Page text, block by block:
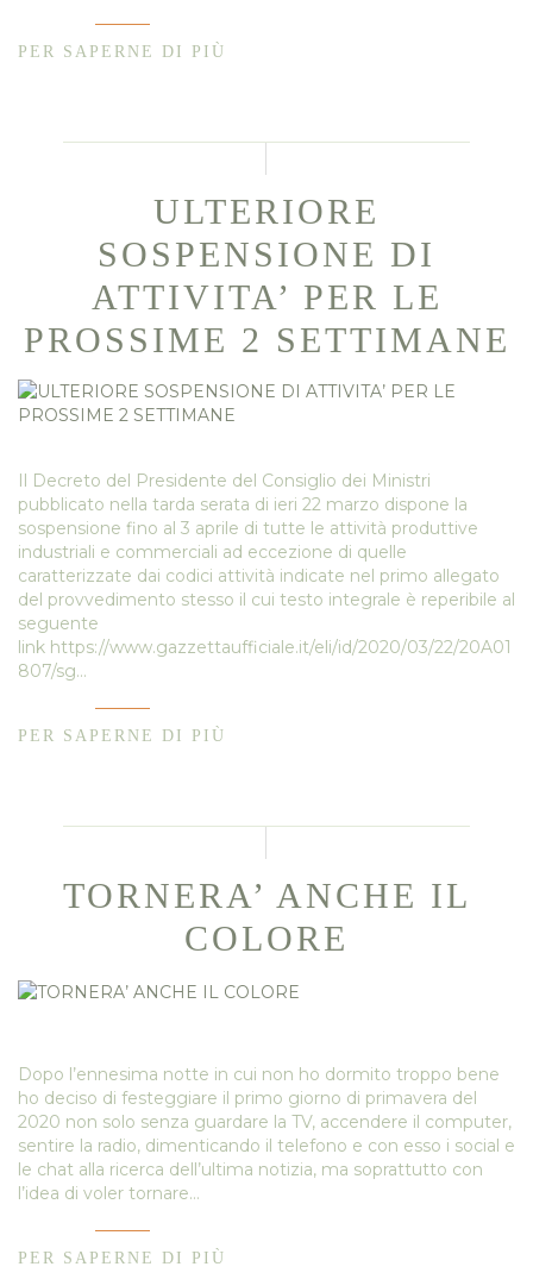
PER SAPERNE DI PIÙ
ULTERIORE
SOSPENSIONE DI
ATTIVITA’ PER LE
PROSSIME 2 SETTIMANE
Il Decreto del Presidente del Consiglio dei Ministri
pubblicato nella tarda serata di ieri 22 marzo dispone la
sospensione fino al 3 aprile di tutte le attività produttive
industriali e commerciali ad eccezione di quelle
caratterizzate dai codici attività indicate nel primo allegato
del provvedimento stesso il cui testo integrale è reperibile al
seguente
link https://www.gazzettaufficiale.it/eli/id/2020/03/22/20A01
807/sg…
PER SAPERNE DI PIÙ
TORNERA’ ANCHE IL
COLORE
Dopo l’ennesima notte in cui non ho dormito troppo bene
ho deciso di festeggiare il primo giorno di primavera del
2020 non solo senza guardare la TV, accendere il computer,
sentire la radio, dimenticando il telefono e con esso i social e
le chat alla ricerca dell’ultima notizia, ma soprattutto con
l’idea di voler tornare…
PER SAPERNE DI PIÙ